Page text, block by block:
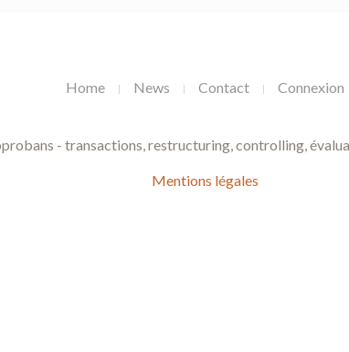
Home News Contact Connexion
- transactions, restructuring, controlling,
Mentions légales